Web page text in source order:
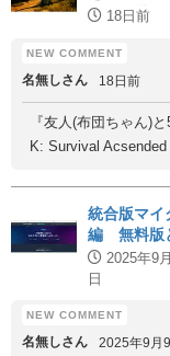
ーバー構築
18日前
名無しさん 18日前
『友人(布団ちゃん)
K: Survival
統合版マイ
編 無料版
2025年9
日
名無しさん 2025年9月